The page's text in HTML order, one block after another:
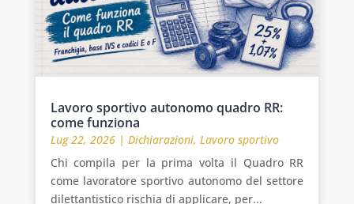
Lavoro sportivo autonomo quadro RR:
come funziona
Lug 22, 2026| Dichiarazioni, Lavoro sportivo
Chi compila per la prima volta il Quadro RR
come lavoratore sportivo autonomo del settore
dilettantistico rischia di applicare, per...